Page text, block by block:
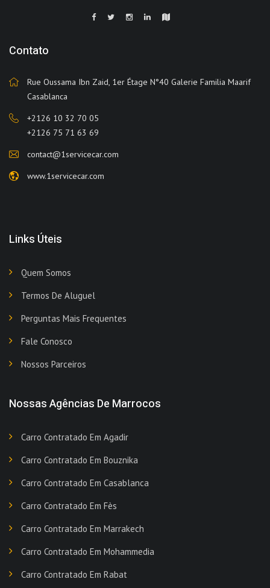
Contato
Rue Oussama Ibn Zaid, 1er Étage N°40 Galerie Familia Maarif
Casablanca
+2126 10 32 70 05
+2126 75 71 63 69
contact@1servicecar.com
www.1servicecar.com
Links Úteis
Quem Somos
Termos De Aluguel
Perguntas Mais Frequentes
Fale Conosco
Nossos Parceiros
Nossas Agências De Marrocos
Carro Contratado Em Agadir
Carro Contratado Em Bouznika
Carro Contratado Em Casablanca
Carro Contratado Em Fès
Carro Contratado Em Marrakech
Carro Contratado Em Mohammedia
Carro Contratado Em Rabat